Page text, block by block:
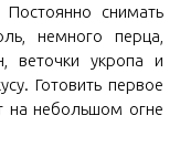
снимать
немного перца,
веточки укропа и
Готовить первое
на небольшом огне